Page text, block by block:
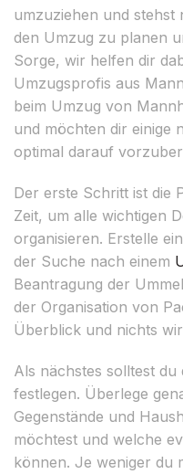
umzuziehen und
den Umzug zu planen
Sorge, wir helfen dir
Umzugsprofis aus
beim Umzug von
und möchten dir einige
optimal darauf
Der erste Schritt ist die
Zeit, um alle wichtigen
organisieren. Erstelle
der Suche nach einem
Beantragung der
der Organisation von
Überblick und nichts
Als nächstes solltest
festlegen. Überlege
Gegenstände und
möchtest und welche
können. Je weniger du